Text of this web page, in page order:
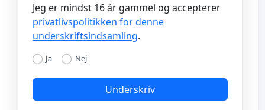
Jeg er mindst 16 år gammel og accepterer
privatlivspolitikken for denne
underskriftsindsamling.
Ja Nej
Underskriv